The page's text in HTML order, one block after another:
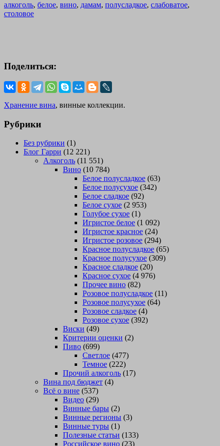
алкоголь, белое, вино, дамам, полусладкое, слабоватое,
столовое
Поделиться:
Хранение вина, винные коллекции.
Рубрики
Без рубрики (1)
Блог Гарри (12 221)
Алкоголь (11 551)
Вино (10 784)
Белое полусладкое (63)
Белое полусухое (342)
Белое сладкое (92)
Белое сухое (2 953)
Голубое сухое (1)
Игристое белое (1 092)
Игристое красное (24)
Игристое розовое (294)
Красное полусладкое (65)
Красное полусухое (309)
Красное сладкое (20)
Красное сухое (4 976)
Прочее вино (82)
Розовое полусладкое (11)
Розовое полусухое (64)
Розовое сладкое (4)
Розовое сухое (392)
Виски (49)
Критерии оценки (2)
Пиво (699)
Светлое (477)
Темное (222)
Прочий алкоголь (17)
Вина под бюджет (4)
Всё о вине (537)
Видео (29)
Винные бары (2)
Винные регионы (3)
Винные туры (1)
Полезные статьи (133)
Российское вино (23)